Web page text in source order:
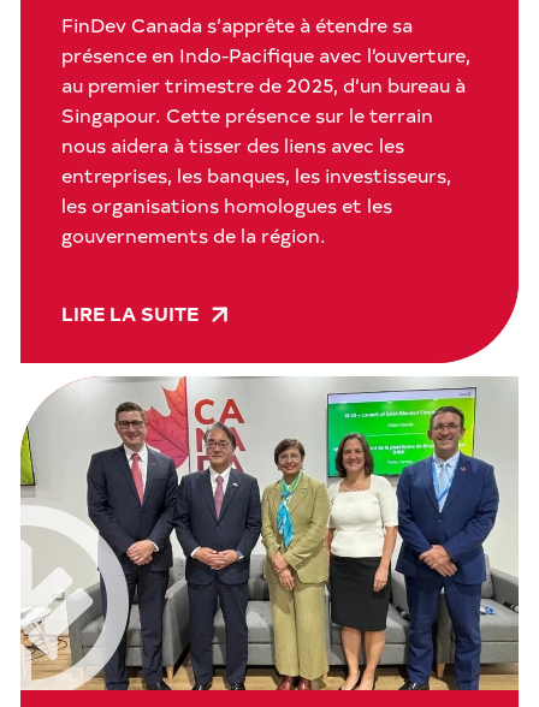
FinDev Canada s’apprête à étendre sa
présence en Indo-Pacifique avec l’ouverture,
au premier trimestre de 2025, d’un bureau à
Singapour. Cette présence sur le terrain
nous aidera à tisser des liens avec les
entreprises, les banques, les investisseurs,
les organisations homologues et les
gouvernements de la région.
LIRE LA SUITE